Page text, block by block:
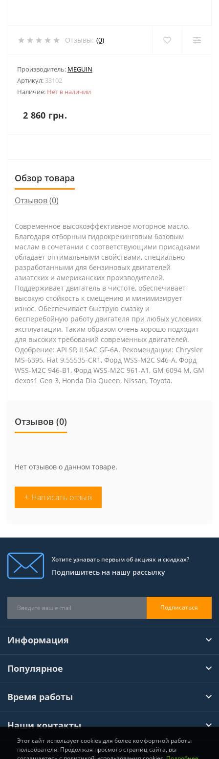
Отзывы: (0)
Производитель: MEGUIN
Артикул: 33102
Наличие: Нет в наличии
2 860 грн.
Обзор товара
Отзывов (0)
Современное высокоэффективное моторное масло.
Благодаря отборным гидрокрекинговым базовым
маслам в сочетании с соответствующими присадками
обладает оптимальными свойствами, специально
разработанными для бензиновых двигателей
азиатских и американских производителей.
Поддерживает двигатель в чистоте, обеспечивает
высокую стойкость к смещению и минимизирует
износ. Обеспечивает быструю смазку и
бесперебойную работу двигателя при любых условиях
эксплуатации. Таким образом очень хорошо подходит
для высоких требований современных двигателей.
Одобрение: API SP, ILSAC GF-6A. Рекомендации: Chrysler
MS-6395, Fiat 9.55535-CR1, Форд WSS-M2C 946-A, Форд
WSS-M2C 946-B1, Форд WSS-M2C 961-A1, GM 6094 M, GM
dexos1 Gen 3, Honda Dia Queen, Nissan, Toyota.
Отзывов (0)
Нет отзывов о данном товаре.
+ Написать отзыв
Хотите узнавать первым об акциях и скидках?
Подпишитесь на нашу рассылку
Подписаться
Информация
Популярное
Время работы
Наши контакты
Этот сайт использует cookies для более комфортной работы
пользователя. Продолжая просмотр страниц сайта, вы